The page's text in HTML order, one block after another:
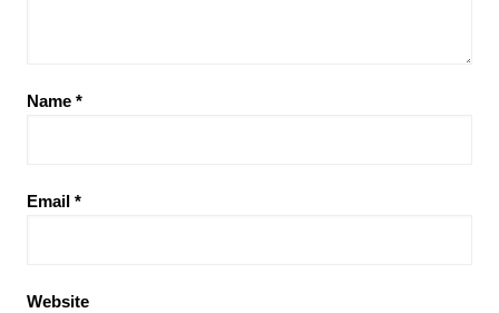
Name *
Email *
Website